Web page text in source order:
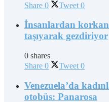
Share 0 Tweet 0
İnsanlardan korkan
taşıyarak gezdiriyor
0 shares
Share 0 Tweet 0
Venezuela’da
otobüs: Panarosa